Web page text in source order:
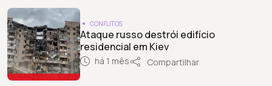
CONFLITOS
Ataque russo destrói edifício
residencial em Kiev
há 1 mês Compartilhar